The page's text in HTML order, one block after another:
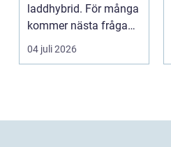
laddhybrid. För många
kommer nästa fråga
direkt: hur laddar m...
04 juli 2026